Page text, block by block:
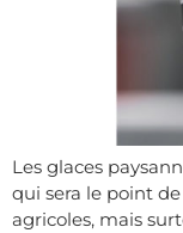
Les glaces
qui sera le point
agricoles, mais